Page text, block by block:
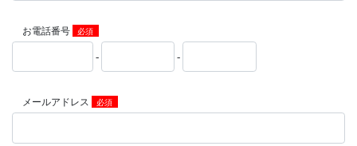
お電話番号 必須
- -
メールアドレス 必須